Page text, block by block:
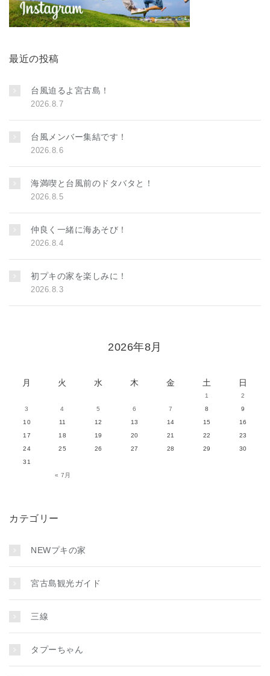
最近の投稿
台風迫るよ宮古島！
2026.8.7
台風メンバー集結です！
2026.8.6
海満喫と台風前のドタバタと！
2026.8.5
仲良く一緒に海あそび！
2026.8.4
初プキの家を楽しみに！
2026.8.3
2026年8月
月 火 水 木 金 土 日
« 7月
1
2
3
4 5 6 7 8
9
10
11 12 13 14 15
16
17
18 19 20 21 22
23
24
25 26 27 28 29
30
31
カテゴリー
NEWプキの家
宮古島観光ガイド
三線
タプーちゃん